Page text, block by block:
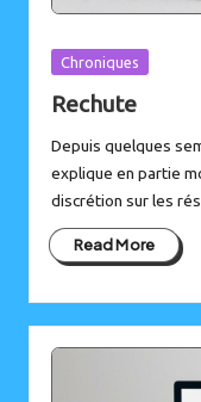
Posted
Chroniques
Rechute
Depuis quelques
explique en partie
discrétion sur les
Read More